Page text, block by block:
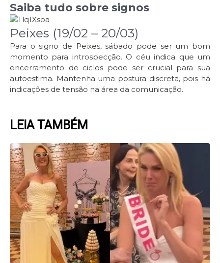
Saiba tudo sobre signos
Peixes (19/02 – 20/03)
Para o signo de Peixes, sábado pode ser um bom
momento para introspecção. O céu indica que um
encerramento de ciclos pode ser crucial para sua
autoestima. Mantenha uma postura discreta, pois há
indicações de tensão na área da comunicação.
LEIA TAMBÉM
PagePagePagePagePage